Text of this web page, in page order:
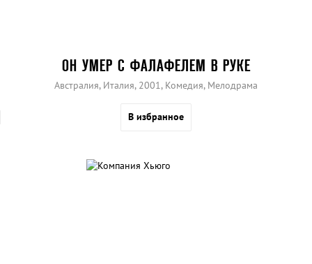
ОН УМЕР С ФАЛАФЕЛЕМ В РУКЕ
Австралия, Италия, 2001, Комедия, Мелодрама
В избранное